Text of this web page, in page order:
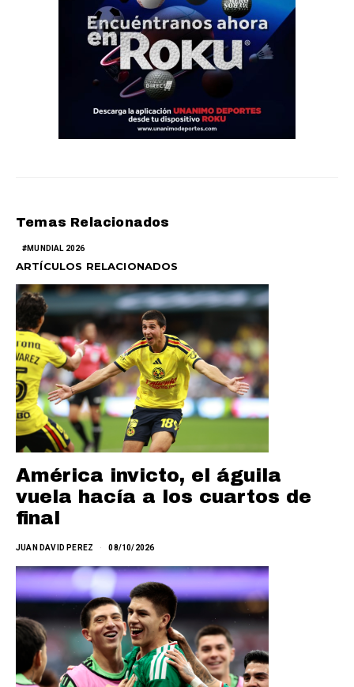
Temas Relacionados
MUNDIAL 2026
ARTÍCULOS RELACIONADOS
América invicto, el águila
vuela hacía a los cuartos de
final
JUAN DAVID PEREZ 08/10/2026